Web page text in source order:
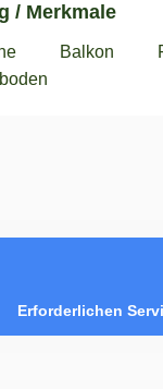
/ Merkmale
Balkon
Erforderlichen